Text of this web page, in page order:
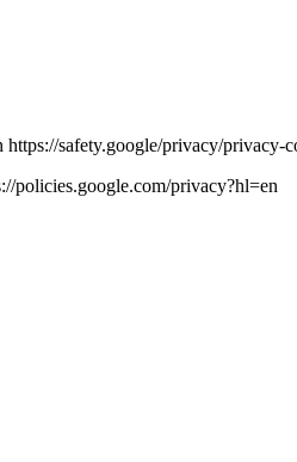
safety.google/privacy/privacy-
policies.google.com/privacy?hl=en